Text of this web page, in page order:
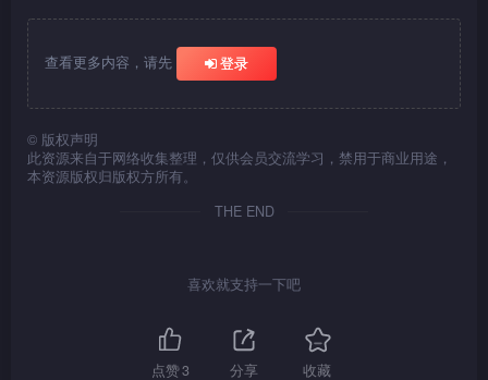
查看更多内容，请先 登录
© 版权声明
此资源来自于网络收集整理，仅供会员交流学习，禁用于商业用途，
本资源版权归版权方所有。
THE END
喜欢就支持一下吧
点赞3 分享 收藏